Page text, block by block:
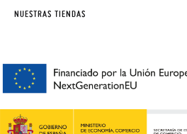
AVISO LEGAL, PRIVACIDAD Y COOKIES
REBAJAS
PREGUNTAS FRECUENTES
NUESTRAS TIENDAS